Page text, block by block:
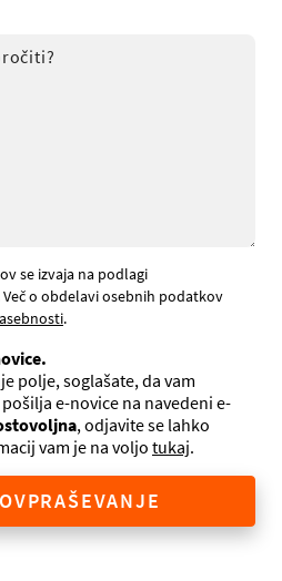
se izvaja na podlagi
o obdelavi osebnih podatkov
.
polje, soglašate, da vam
e-novice na navedeni e-
, odjavite se lahko
vam je na voljo tukaj.